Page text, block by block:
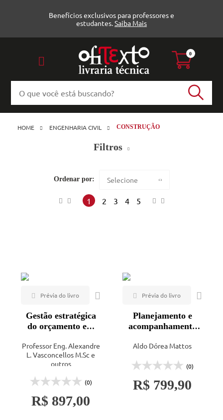
Benefícios exclusivos para professores e
estudantes. Saiba Mais
0
HOME ENGENHARIA CIVIL CONSTRUÇÃO
Filtros
Construção (141)
Bookman (5)
BRASPORT (1)
CittàStudi (1)
E.P.U. (1)
Ed. Téc. Associados (1)
Edição do Autor (2)
EdUFSCar (2)
Ordenar por: Selecione
Maior preço
1 2 3 4 5
Gestão estratégica
do orçamento em
estruturas metálicas
Professor Eng. Alexandre
L. Vasconcellos M.Sc e
outros
(0)
R$ 897,00
Planejamento e
acompanhamento
Dórea Mattos
Aldo Dórea Mattos
(0)
R$ 799,90